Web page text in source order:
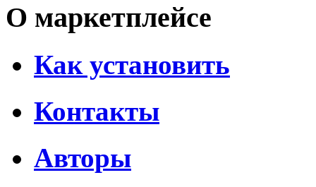
О маркетплейсе
Как установить
Контакты
Авторы